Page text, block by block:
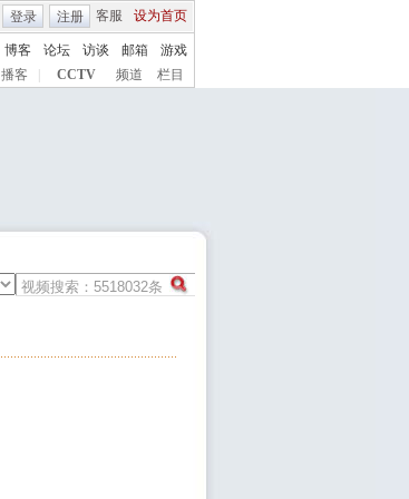
客服 设为首页
登录 注册
博客 论坛 访谈 邮箱
游戏
播客 CCTV 频道 栏目